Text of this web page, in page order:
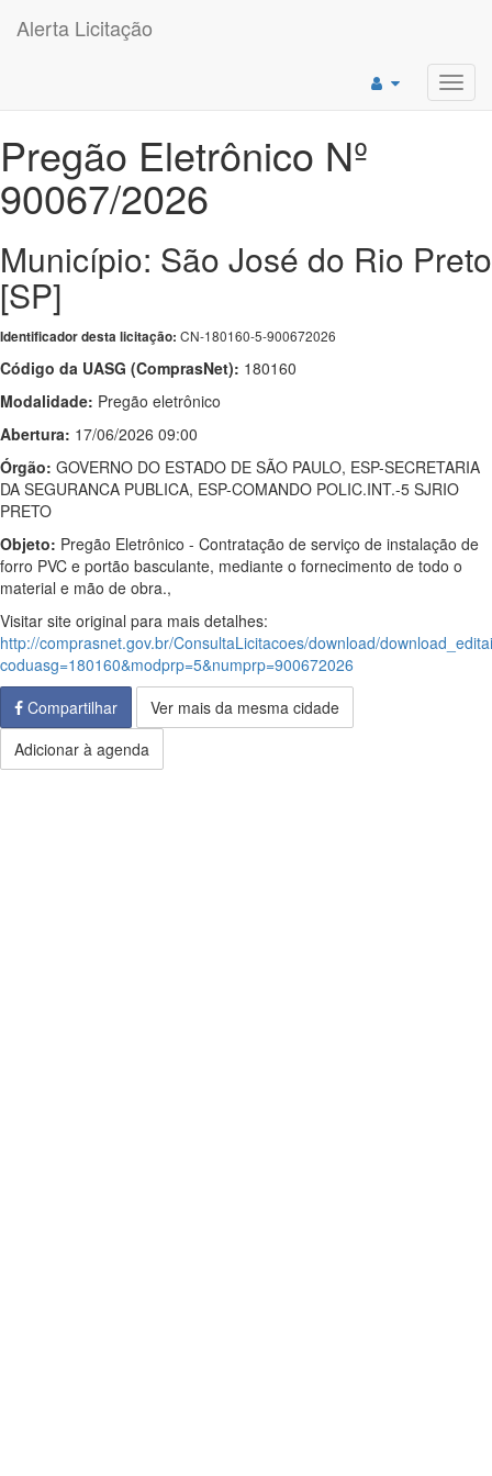
Alerta Licitação
Pregão Eletrônico Nº
90067/2026
Município: São José do Rio Preto
[SP]
Identificador desta licitação: CN-180160-5-900672026
Código da UASG (ComprasNet): 180160
Modalidade: Pregão eletrônico
Abertura: 17/06/2026 09:00
Órgão: GOVERNO DO ESTADO DE SÃO PAULO, ESP-SECRETARIA
DA SEGURANCA PUBLICA, ESP-COMANDO POLIC.INT.-5 SJRIO
PRETO
Objeto: Pregão Eletrônico - Contratação de serviço de instalação de
forro PVC e portão basculante, mediante o fornecimento de todo o
material e mão de obra.,
Visitar site original para mais detalhes:
http://comprasnet.gov.br/ConsultaLicitacoes/download/
coduasg=180160&modprp=5&numprp=900672026
Compartilhar
Ver mais da mesma cidade
Adicionar à agenda